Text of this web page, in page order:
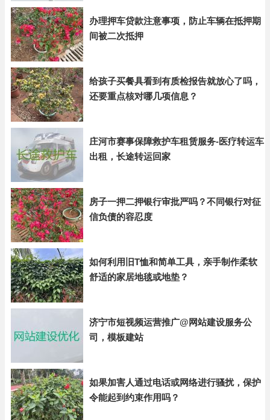
办理押车贷款注意事项，防止车辆在抵押期
间被二次抵押
给孩子买餐具看到有质检报告就放心了吗，
还要重点核对哪几项信息？
庄河市赛事保障救护车租赁服务-医疗转运车
出租，长途转运回家
房子一押二押银行审批严吗？不同银行对征
信负债的容忍度
如何利用旧T恤和简单工具，亲手制作柔软
舒适的家居地毯或地垫？
济宁市短视频运营推广@网站建设服务公
司，模板建站
如果加害人通过电话或网络进行骚扰，保护
令能起到约束作用吗？